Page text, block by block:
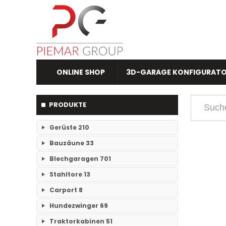
ONLINE SHOP 3D-GARAGE
PRODUKTE
Gerüste 210
RAM- 1 Gerüst Breite 73 109
RAM-2 Gerüst Breite 70 101
Bauzäune 33
Einzelteile Bauzäune 7
Bauzäune SET 26
Blechgaragen 701
Einzelgaragen 89
Doppelgaragen 59
3-Fachgaragen
Stahltore13
Keine Unterkategorien
Carport 8
Keine Unterkategorien
Hundezwinger 69
Keine Unterkategorien
Traktorkabinen 51